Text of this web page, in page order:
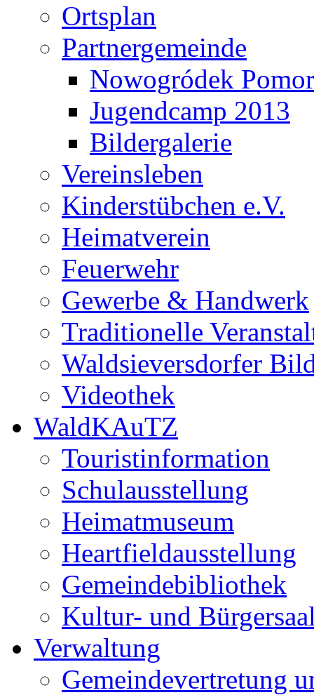
Ortsplan
Partnergemeinde
Nowogródek
Jugendcamp 2013
Bildergalerie
Vereinsleben
Kinderstübchen e.V.
Heimatverein
Feuerwehr
Gewerbe & Handwerk
Traditionelle
Waldsieversdorfer
Videothek
WaldKAuTZ
Touristinformation
Schulausstellung
Heimatmuseum
Heartfieldausstellung
Gemeindebibliothek
Kultur- und
Verwaltung
Gemeindevertretung